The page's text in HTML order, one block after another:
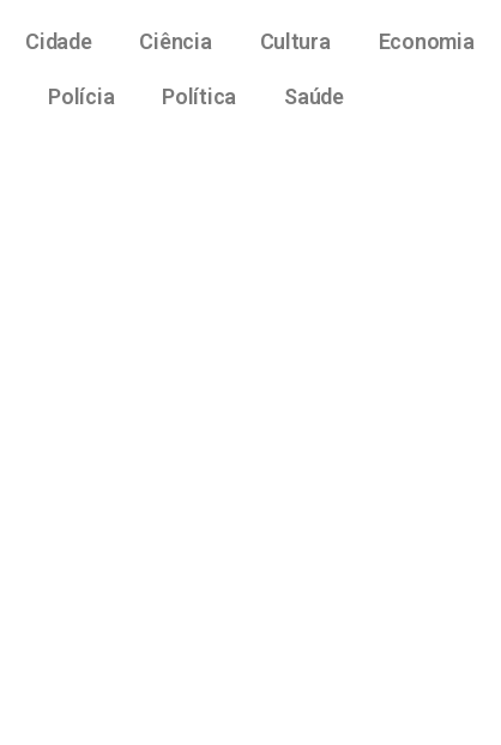
Cidade Ciência Cultura Economia
Polícia Política Saúde